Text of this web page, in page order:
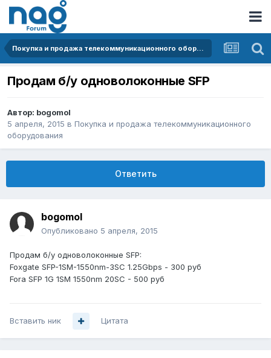
Покупка и продажа телекоммуникационного оборудования
Продам б/у одноволоконные SFP
Автор: bogomol
5 апреля, 2015 в Покупка и продажа телекоммуникационного
оборудования
Ответить
bogomol
Опубликовано 5 апреля, 2015
Продам б/у одноволоконные SFP:
Foxgate SFP-1SM-1550nm-3SC 1.25Gbps - 300 руб
Fora SFP 1G 1SM 1550nm 20SC - 500 руб
Вставить ник Цитата